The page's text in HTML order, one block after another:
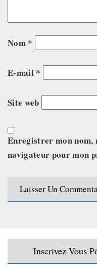
Nom *
E-mail *
Site web
Enregistrer mon nom,
navigateur pour mon
Inscrivez Vous